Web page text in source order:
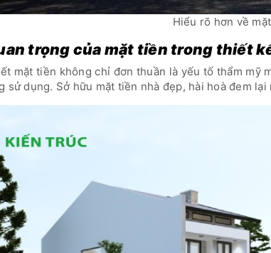
Hiểu rõ hơn về
trọng của mặt tiền trong thiết
mặt tiền không chỉ đơn thuần là yếu tố thẩm mỹ
sử dụng. Sở hữu mặt tiền nhà đẹp, hài hoà đem lại